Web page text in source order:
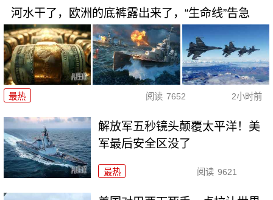
河水干了，欧洲的底裤露出来了，“生命线”告急
最热 阅读 7652 2小时前
解放军五秒镜头颠覆太平洋！美
军最后安全区没了
最热 阅读 9621